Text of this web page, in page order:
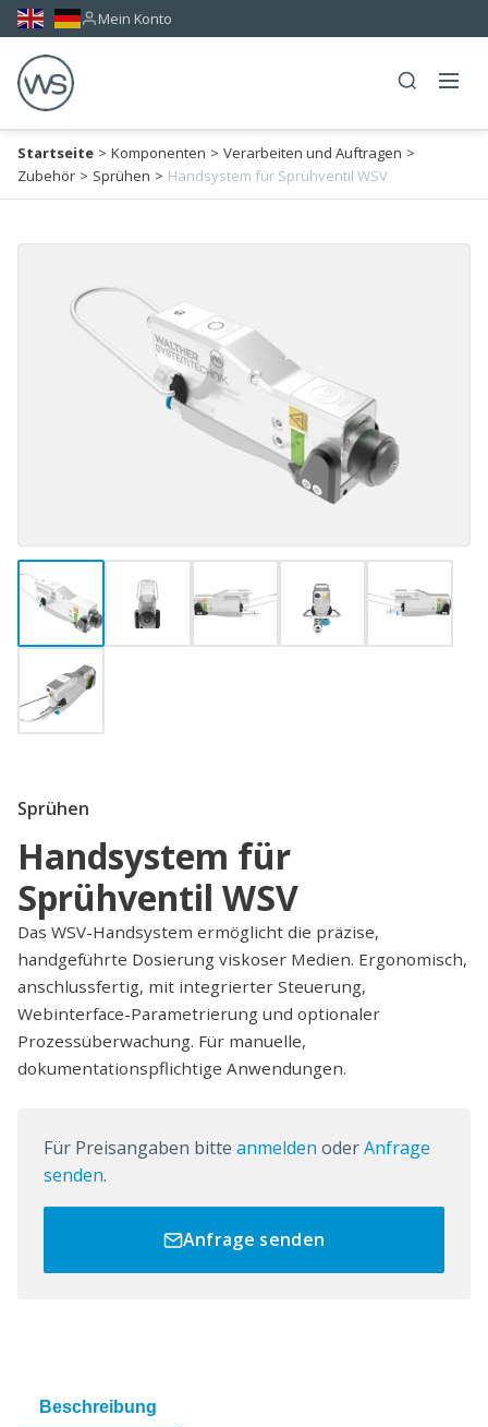
Mein Konto
Startseite > Komponenten > Verarbeiten und Auftragen >
Zubehör > Sprühen > Handsystem für Sprühventil WSV
Sprühen
Handsystem für
Sprühventil WSV
Das WSV-Handsystem ermöglicht die präzise,
handgeführte Dosierung viskoser Medien. Ergonomisch,
anschlussfertig, mit integrierter Steuerung,
Webinterface-Parametrierung und optionaler
Prozessüberwachung. Für manuelle,
dokumentationspflichtige Anwendungen.
Für Preisangaben bitte anmelden oderAnfrage
senden.
Anfrage senden
Beschreibung